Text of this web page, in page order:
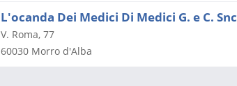
L'ocanda Dei Medici Di Medici G. e C. Snc
V. Roma, 77
60030 Morro d'Alba